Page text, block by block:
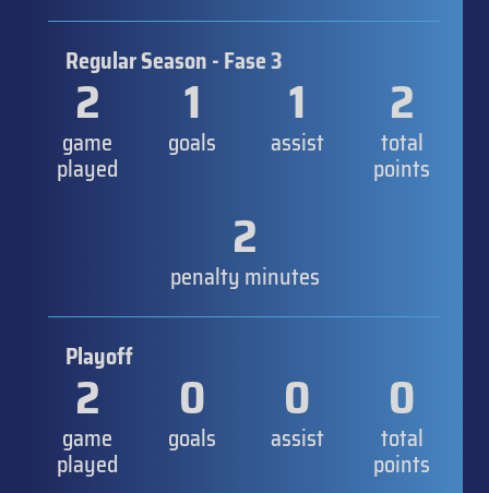
Regular Season - Fase 3
2
game
played
1
goals
1
assist
2
total
points
2
penalty minutes
Playoff
2
game
played
0
goals
0
assist
0
total
points